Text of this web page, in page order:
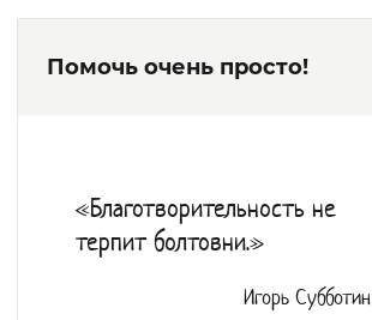
Помочь очень просто!
«Благотворительность не
терпит болтовни.»
Игорь Субботин